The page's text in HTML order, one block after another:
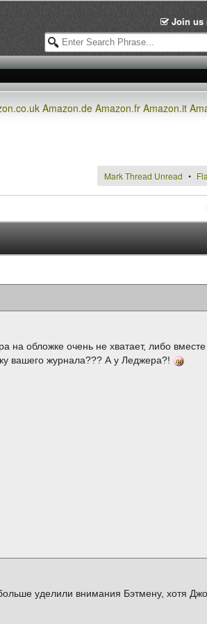
Join us
Amazon.de Amazon.fr Amazon.it
Mark Thread Unread
на обложке очень не хватает, либо
вашего журнала??? А у Леджера?!
уделили внимания Бэтмену, хотя